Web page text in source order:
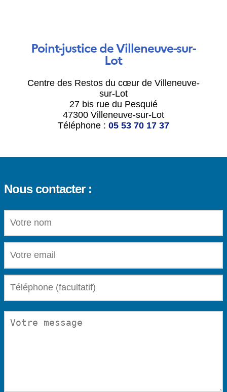
Point-justice de Villeneuve-sur-
Lot
Centre des Restos du cœur de Villeneuve-
sur-Lot
27 bis rue du Pesquié
47300 Villeneuve-sur-Lot
Téléphone : 05 53 70 17 37
Nous contacter :
VOTRE NOM (OBLIGATOIRE)
VOTRE EMAIL (OBLIGATOIRE)
TÉLÉPHONE (FACULTATIF)
VOTRE MESSAGE (OBLIGATOIRE)